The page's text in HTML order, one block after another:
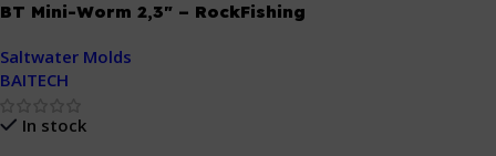
BT Mini-Worm 2,3″ – RockFishing
Saltwater Molds
BAITECH
In stock